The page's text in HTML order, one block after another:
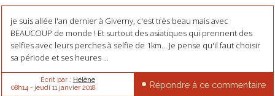
je suis allée l'an dernier à Giverny, c'est très beau mais avec
BEAUCOUP de monde ! Et surtout des asiatiques qui prennent des
selfies avec leurs perches à selfie de 1km... Je pense qu'il faut choisir
sa période et ses heures ...
Écrit par : Hélène
08h14 - jeudi 11 janvier 2018 Répondre à ce commentaire